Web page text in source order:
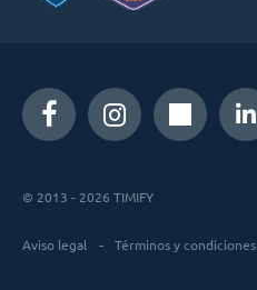
© 2013 - 2026 TIMIFY
Aviso legal Términos y condiciones